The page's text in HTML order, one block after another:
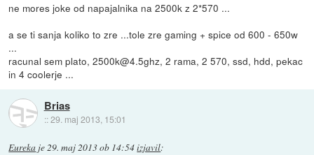
ne mores joke od napajalnika na 2500k z 2*570 ...
a se ti sanja koliko to zre ...tole zre gaming + spice od 600 - 650w
...
racunal sem plato, 2500k@4.5ghz, 2 rama, 2 570, ssd, hdd, pekac
in 4 coolerje ...
Brias
::29. maj 2013, 15:01
Eureka je29. maj 2013 ob 14:54izjavil: